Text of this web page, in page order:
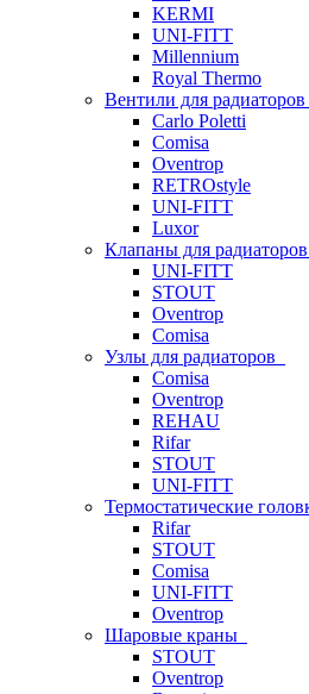
KERMI
UNI-FITT
Millennium
Royal Thermo
Вентили для радиаторов
Carlo Poletti
Comisa
Oventrop
RETROstyle
UNI-FITT
Luxor
Клапаны для радиаторов
UNI-FITT
STOUT
Oventrop
Comisa
Узлы для радиаторов
Comisa
Oventrop
REHAU
Rifar
STOUT
UNI-FITT
Термостатические
Rifar
STOUT
Comisa
UNI-FITT
Oventrop
Шаровые краны
STOUT
Oventrop